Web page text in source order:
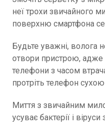
неї трохи звичайного
поверхню смартфона
Будьте уважні, волога
отвори пристрою, адже
телефони з часом
протріть телефон
Миття з звичайним
усуває бактерії і